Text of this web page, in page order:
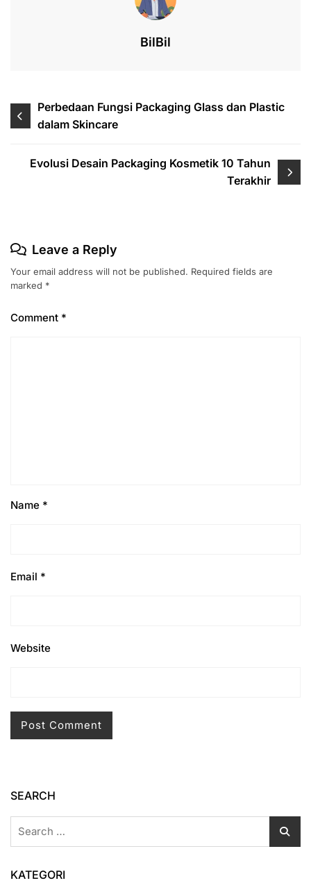
BilBil
Post
navigation
Perbedaan Fungsi Packaging Glass dan Plastic
dalam Skincare
Evolusi Desain Packaging Kosmetik 10 Tahun
Terakhir
Leave a Reply
Your email address will not be published. Required fields are
marked *
Comment *
Name *
Email *
Website
SEARCH
KATEGORI